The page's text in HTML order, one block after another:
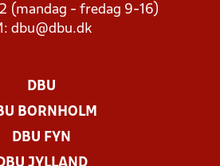
(mandag - fredag 9-16)
dbu@dbu.dk
DBU
BORNHOLM
DBU FYN